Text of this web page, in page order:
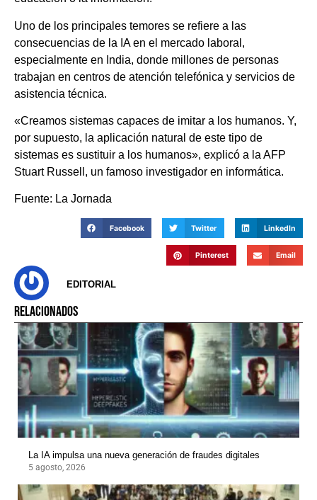
Uno de los principales temores se refiere a las
consecuencias de la IA en el mercado laboral,
especialmente en India, donde millones de personas
trabajan en centros de atención telefónica y servicios de
asistencia técnica.
«Creamos sistemas capaces de imitar a los humanos. Y,
por supuesto, la aplicación natural de este tipo de
sistemas es sustituir a los humanos», explicó a la AFP
Stuart Russell, un famoso investigador en informática.
Fuente: La Jornada
Facebook Twitter LinkedIn
Pinterest Email
EDITORIAL
RELACIONADOS
La IA impulsa una nueva generación de fraudes digitales
5 agosto, 2026